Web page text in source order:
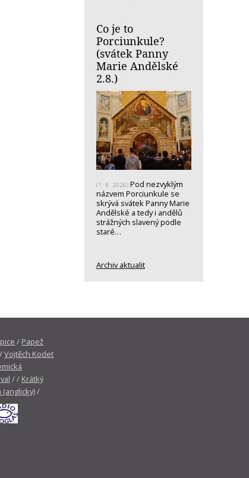
Co je to
Porciunkule?
(svátek Panny
Marie Andělské
2.8.)
(1. 8. 2026) Pod nezvyklým
názvem Porciunkule se
skrývá svátek Panny Marie
Andělské a tedy i andělů
strážných slavený podle
staré…
Archiv aktualit
/ Papež
/Vojtěch Kodet
/ / Krátký
/